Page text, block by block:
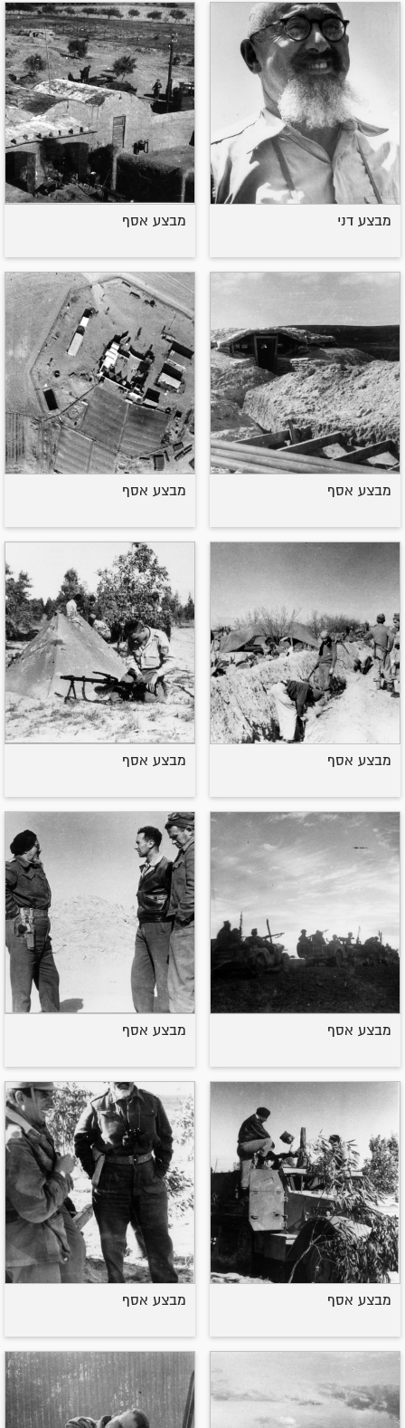
מבצע דני מבצע אסף
מבצע אסף מבצע אסף
מבצע אסף מבצע אסף
מבצע אסף מבצע אסף
מבצע אסף מבצע אסף